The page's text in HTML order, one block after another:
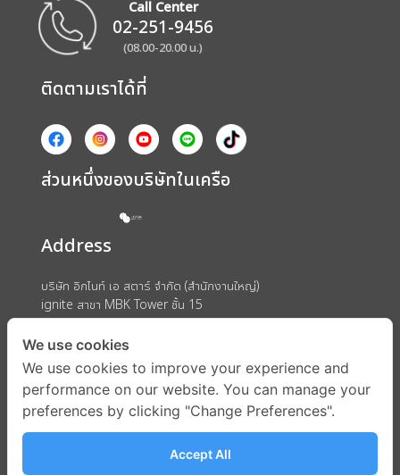
Call Center
02-251-9456
(08.00-20.00 น.)
ติดตามเราได้ที่
ส่วนหนึ่งของบริษัทในเครือ
Address
บริษัท อิกไนท์ เอ สตาร์ จำกัด (สำนักงานใหญ่)
ignite สาขา MBK Tower ชั้น 15
ถนนพญาไท แขวงวังใหม่ เขตปทุมวัน กรุงเทพมหานคร 10330
We use cookies
We use cookies to improve your experience and
performance on our website. You can manage your
preferences by clicking "Change Preferences".
Accept All